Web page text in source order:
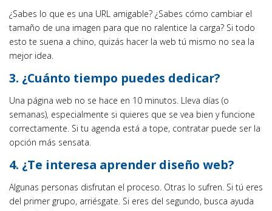
¿Sabes lo que es una URL amigable? ¿Sabes cómo cambiar el
tamaño de una imagen para que no ralentice la carga? Si todo
esto te suena a chino, quizás hacer la web tú mismo no sea la
mejor idea.
3. ¿Cuánto tiempo puedes dedicar?
Una página web no se hace en 10 minutos. Lleva días (o
semanas), especialmente si quieres que se vea bien y funcione
correctamente. Si tu agenda está a tope, contratar puede ser la
opción más sensata.
4. ¿Te interesa aprender diseño web?
Algunas personas disfrutan el proceso. Otras lo sufren. Si tú eres
del primer grupo, arriésgate. Si eres del segundo, busca ayuda